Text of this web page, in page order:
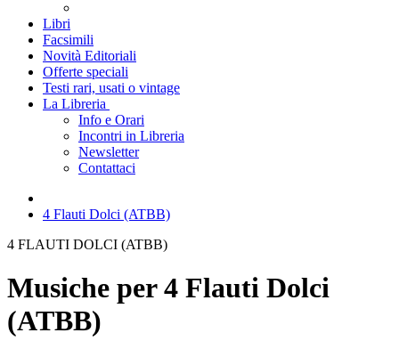
Libri
Facsimili
Novità Editoriali
Offerte speciali
Testi rari, usati o vintage
La Libreria
Info e Orari
Incontri in Libreria
Newsletter
Contattaci
4 Flauti Dolci (ATBB)
4 FLAUTI DOLCI (ATBB)
Musiche per 4 Flauti Dolci
(ATBB)